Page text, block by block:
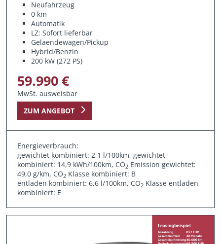
Neufahrzeug
0 km
Automatik
LZ: Sofort lieferbar
Gelaendewagen/Pickup
Hybrid/Benzin
200 kW (272 PS)
59.990 €
MwSt. ausweisbar
ZUM ANGEBOT
Energieverbrauch:
gewichtet kombiniert: 2,1 l/100km, gewichtet
kombiniert: 14,9 kWh/100km, CO2 Emission gewichtet:
49,0 g/km, CO2 Klasse kombiniert: B
entladen kombiniert: 6,6 l/100km, CO2 Klasse entladen
kombiniert: E